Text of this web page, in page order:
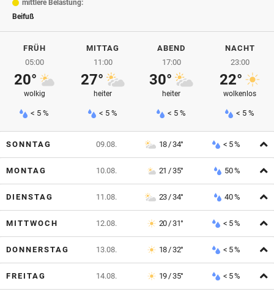
mittlere Belastung:
Beifuß
FRÜH
05:00
20°
wolkig
< 5 %
MITTAG
11:00
27°
heiter
< 5 %
ABEND
17:00
30°
heiter
< 5 %
NACHT
23:00
22°
wolkenlos
< 5 %
SONNTAG 09.08. 18 / 34° < 5 %
MONTAG 10.08. 21 / 35° 50 %
DIENSTAG 11.08. 23 / 34° 40 %
MITTWOCH 12.08. 20 / 31° < 5 %
DONNERSTAG 13.08. 18 / 32° < 5 %
FREITAG 14.08. 19 / 35° < 5 %